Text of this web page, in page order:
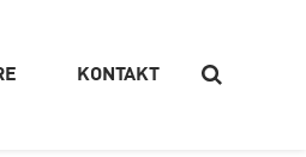
KONTAKT